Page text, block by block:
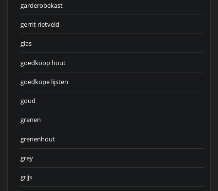
garderobekast
gerrit rietveld
glas
goedkoop hout
goedkope lijsten
goud
grenen
grenenhout
grey
grijs